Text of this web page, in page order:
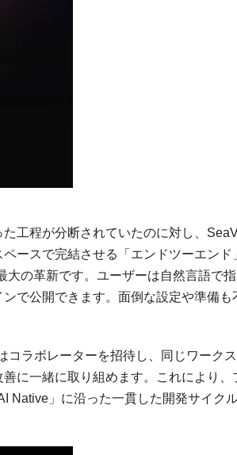
工程が分断されていたのに対し、
ースで完結させる「エンドツーエンド
の革新です。ユーザーは自然言語で
で公開できます。面倒な設定や準備も
コラボレーターを招待し、同じワーク
に一緒に取り組めます。これにより、
Native」に沿った一貫した開発サイク